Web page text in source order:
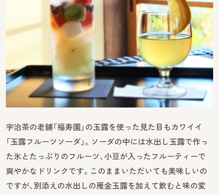
宇治茶の老舗「福寿園」の玉露を使った見た目もカワイイ
「玉露フルーツソーダ」。ソーダの中には水出し玉露で作っ
た氷とたっぷりのフルーツ、小豆が入ったフルーティーで
爽やかなドリンクです。このままいただいても美味しいの
ですが、別添えの水出しの雁金玉露を加えて飲むと味の変